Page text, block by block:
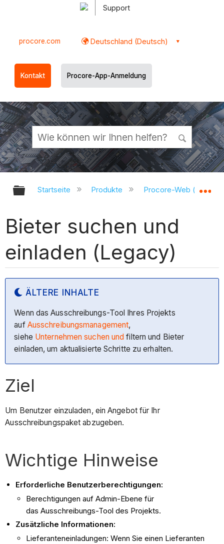
Support
procore.com Deutschland (Deutsch)
Kontakt Procore-App-Anmeldung
Globale Hierarchie auf- und
Startseite Produkte Procore-Web
Bieter suchen und
einladen (Legacy)
ÄLTERE INHALTE
Wenn das Ausschreibungs-Tool Ihres Projekts
auf Ausschreibungsmanagement,
siehe Unternehmen suchen und filtern und Bieter
einladen, um aktualisierte Schritte zu erhalten.
Ziel
Um Benutzer einzuladen, ein Angebot für Ihr
Ausschreibungspaket abzugeben.
Wichtige Hinweise
Erforderliche Benutzerberechtigungen:
Berechtigungen auf Admin-Ebene für
das Ausschreibungs-Tool des Projekts.
Zusätzliche Informationen:
Lieferanteneinladungen: Wenn Sie einen Lieferanten